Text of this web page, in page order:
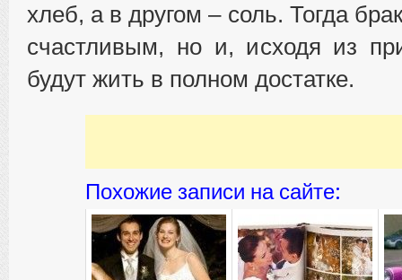
хлеб, а в другом – соль. Тогда
счастливым, но и, исходя из
будут жить в полном достатке.
Похожие записи на сайте: